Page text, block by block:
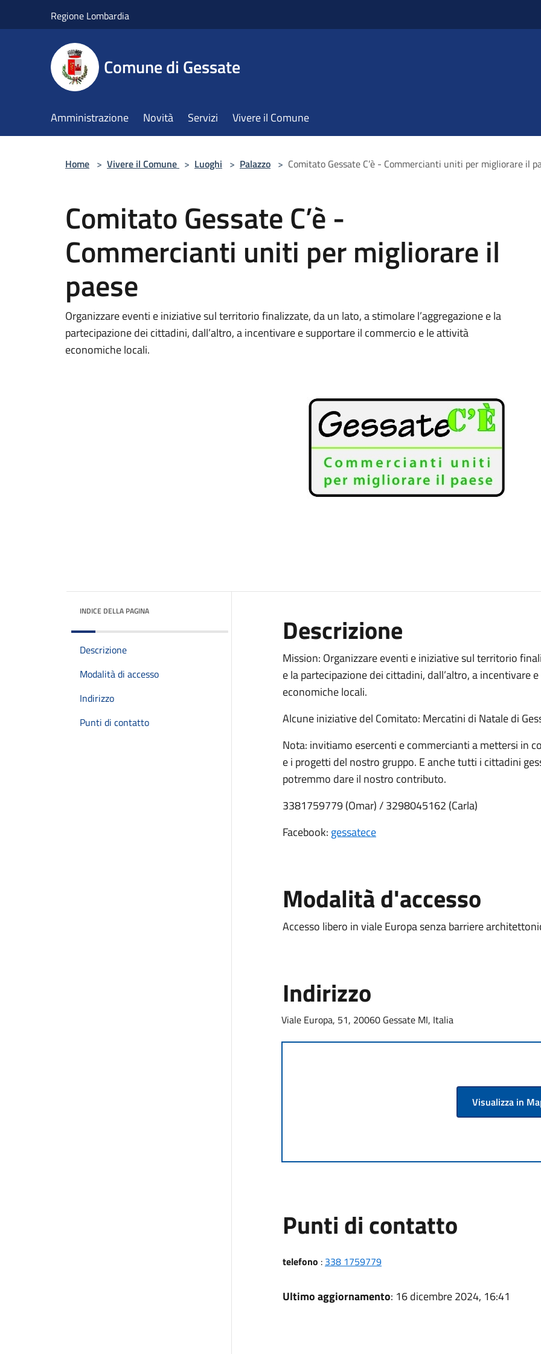
Regione Lombardia
Comune di Gessate
Amministrazione Novità Servizi Vivere il Comune
Home > Vivere il Comune > Luoghi > Palazzo > Comitato Gessate C’è - Commercianti uniti per migliorare il
Comitato Gessate C’è -
Commercianti uniti per migliorare il
paese
Organizzare eventi e iniziative sul territorio finalizzate, da un lato, a stimolare l’aggregazione e la
partecipazione dei cittadini, dall’altro, a incentivare e supportare il commercio e le attività
economiche locali.
INDICE DELLA PAGINA
Descrizione
Modalità di accesso
Indirizzo
Punti di contatto
Descrizione
Mission: Organizzare eventi e iniziative sul territorio
e la partecipazione dei cittadini, dall’altro, a incentivare
economiche locali.
Alcune iniziative del Comitato: Mercatini di Natale di
Nota: invitiamo esercenti e commercianti a mettersi in
e i progetti del nostro gruppo. E anche tutti i cittadini
potremmo dare il nostro contributo.
3381759779 (Omar) / 3298045162 (Carla)
Facebook: gessatece
Modalità d'accesso
Accesso libero in viale Europa senza barriere
Indirizzo
Viale Europa, 51, 20060 Gessate MI, Italia
Visualizza in
Punti di contatto
telefono : 338 1759779
Ultimo aggiornamento: 16 dicembre 2024, 16:41